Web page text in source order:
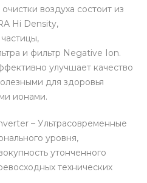
воздуха состоит из
Hi Density,
и фильтр Negative Ion.
улучшает качество
для здоровья
ионами.
– Ультрасовременные
уровня,
утонченного
технических